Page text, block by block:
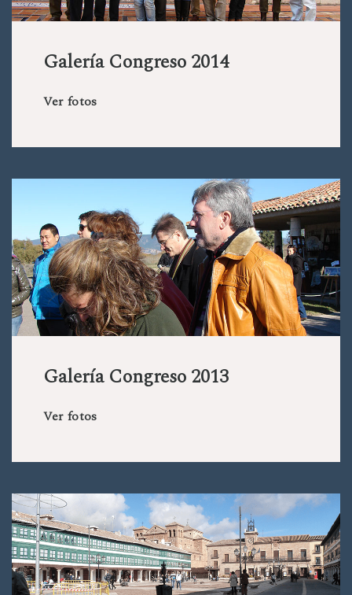
Galería Congreso 2014
Ver fotos
Galería Congreso 2013
Ver fotos